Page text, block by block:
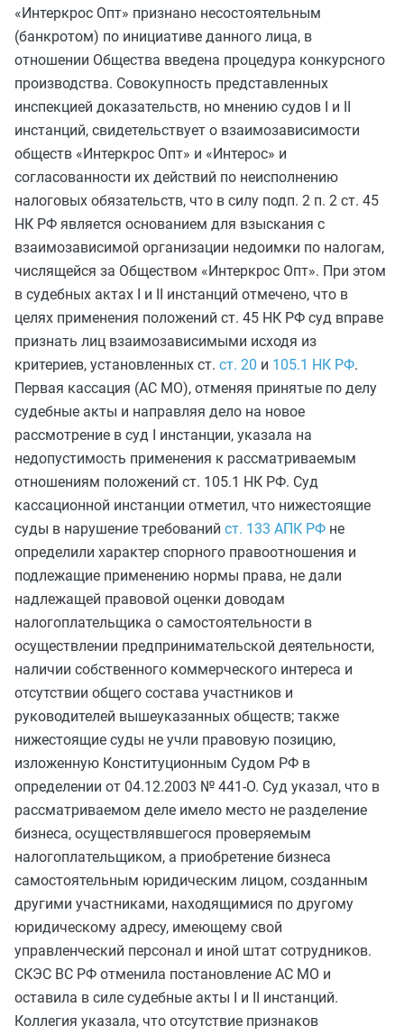
«Интеркрос Опт» признано несостоятельным
(банкротом) по инициативе данного лица, в
отношении Общества введена процедура конкурсного
производства. Совокупность представленных
инспекцией доказательств, но мнению судов I и II
инстанций, свидетельствует о взаимозависимости
обществ «Интеркрос Опт» и «Интерос» и
согласованности их действий по неисполнению
налоговых обязательств, что в силу подп. 2 п. 2 ст. 45
НК РФ является основанием для взыскания с
взаимозависимой организации недоимки по налогам,
числящейся за Обществом «Интеркрос Опт». При этом
в судебных актах I и II инстанций отмечено, что в
целях применения положений ст. 45 НК РФ суд вправе
признать лиц взаимозависимыми исходя из
критериев, установленных ст. ст. 20 и 105.1 НК РФ.
Первая кассация (АС МО), отменяя принятые по делу
судебные акты и направляя дело на новое
рассмотрение в суд I инстанции, указала на
недопустимость применения к рассматриваемым
отношениям положений ст. 105.1 НК РФ. Суд
кассационной инстанции отметил, что нижестоящие
суды в нарушение требований ст. 133 АПК РФ не
определили характер спорного правоотношения и
подлежащие применению нормы права, не дали
надлежащей правовой оценки доводам
налогоплательщика о самостоятельности в
осуществлении предпринимательской деятельности,
наличии собственного коммерческого интереса и
отсутствии общего состава участников и
руководителей вышеуказанных обществ; также
нижестоящие суды не учли правовую позицию,
изложенную Конституционным Судом РФ в
определении от 04.12.2003 № 441-О. Суд указал, что в
рассматриваемом деле имело место не разделение
бизнеса, осуществлявшегося проверяемым
налогоплательщиком, а приобретение бизнеса
самостоятельным юридическим лицом, созданным
другими участниками, находящимися по другому
юридическому адресу, имеющему свой
управленческий персонал и иной штат сотрудников.
СКЭС ВС РФ отменила постановление АС МО и
оставила в силе судебные акты I и II инстанций.
Коллегия указала, что отсутствие признаков